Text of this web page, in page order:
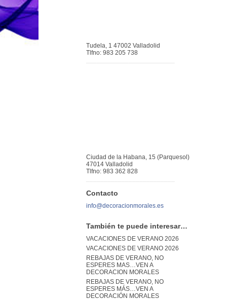
Tudela, 1 47002 Valladolid
Tlfno: 983 205 738
Ciudad de la Habana, 15 (Parquesol)
47014 Valladolid
Tlfno: 983 362 828
Contacto
info@decoracionmorales.es
También te puede interesar…
VACACIONES DE VERANO 2026
VACACIONES DE VERANO 2026
REBAJAS DE VERANO, NO
ESPERES MAS…VEN A
DECORACION MORALES
REBAJAS DE VERANO, NO
ESPERES MÁS…VEN A
DECORACIÓN MORALES